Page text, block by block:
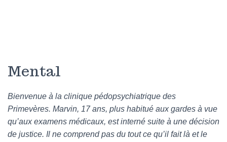
Mental
Bienvenue à la clinique pédopsychiatrique des
Primevères. Marvin, 17 ans, plus habitué aux gardes à vue
qu’aux examens médicaux, est interné suite à une décision
de justice. Il ne comprend pas du tout ce qu’il fait là et le